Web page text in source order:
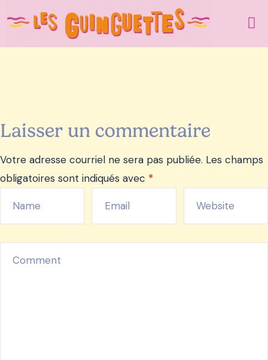
Laisser un commentaire
Votre adresse courriel ne sera pas publiée. Les champs
obligatoires sont indiqués avec *